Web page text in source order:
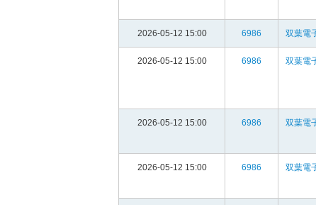
2026-05-12 15:00 6986 双葉電
2026-05-12 15:00 6986 双葉電
2026-05-12 15:00 6986 双葉電
2026-05-12 15:00 6986 双葉電